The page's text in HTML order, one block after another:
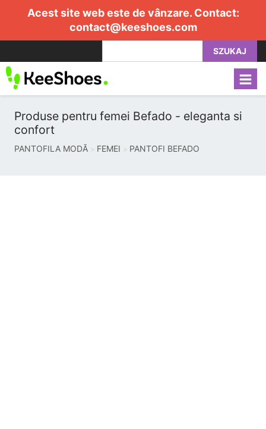
Acest site web este de vânzare. Contact:
contact@keeshoes.com
SZUKAJ
Produse pentru femei Befado - eleganta si
confort
PANTOFILA MODĂ FEMEI PANTOFI BEFADO